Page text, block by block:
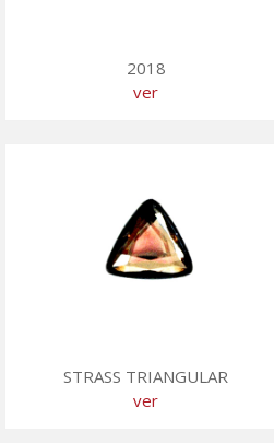
2018
ver
STRASS TRIANGULAR
ver